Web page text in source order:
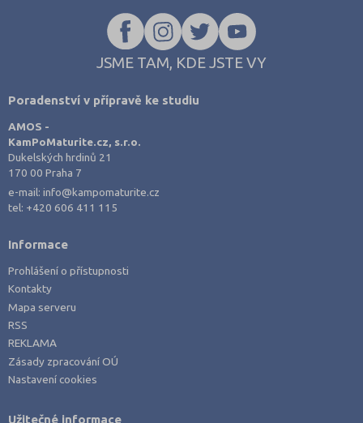
JSME TAM, KDE JSTE VY
Poradenství v přípravě ke studiu
AMOS -
KamPoMaturite.cz, s.r.o.
Dukelských hrdinů 21
170 00 Praha 7
e-mail:info@kampomaturite.cz
tel: +420 606 411 115
Informace
Prohlášení o přístupnosti
Kontakty
Mapa serveru
RSS
REKLAMA
Zásady zpracování OÚ
Nastavení cookies
Užitečné informace